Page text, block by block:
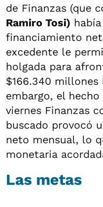
de Finanzas (que
Ramiro Tosi)
financiamiento
excedente le
holgada para
$166.340 millones
embargo, el
viernes Finanzas
buscado provocó
neto mensual, lo
monetaria
Las metas